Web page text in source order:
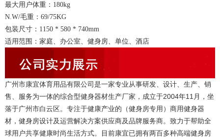
最大用户体重：180kg
N.W/毛重：69/75KG
包装尺寸：1150 * 580 * 740mm
适用范围：家庭、办公室、健身房、单位、酒店
广州市康宜体育用品有限公司是一家专业从事研发、设计、生产、销
售、服务为一体的综合型健身器材生产厂家，成立于2004年11月，坐
落于广州市白云区。专注于健康产业的（健身房专用）商用健身器
材，健身房设计及运营解决方案供应商及品牌服务商。致力于帮助全
球用户共享健康时尚生活方式。目前康宜已拥有两百多种高端健身房